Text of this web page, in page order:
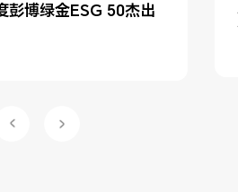
彭博绿金ESG 50杰出